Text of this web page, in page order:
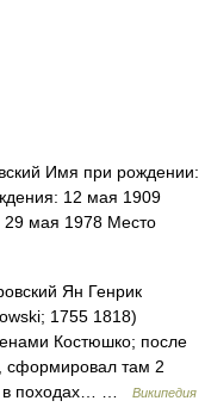
Имя при рождении:
12 мая 1909
29 мая 1978 Место
Ян Генрик
1755 1818)
Костюшко; после
сформировал там 2
в походах… …
Википедия